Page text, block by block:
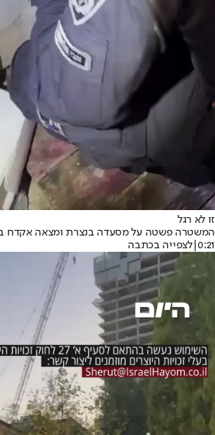
זו לא רגל
המשטרה פשטה על מסעדה בנצרת ומצאה אקדח
0:21
|לצפייה בכתבה